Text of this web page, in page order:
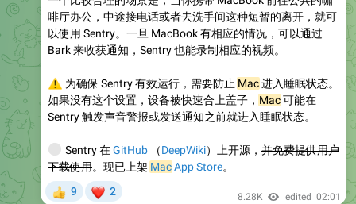
啡厅办公，中途接电话或者去洗手间这种短暂的离开，就可
以使用 Sentry。一旦 MacBook 有相应的情况，可以通过
Bark 来收获通知，Sentry 也能录制相应的视频。
为确保 Sentry 有效运行，需要防止 Mac进入睡眠状态。
如果没有这个设置，设备被快速合上盖子， Mac可能在
Sentry 触发声音警报或发送通知之前就进入睡眠状态。
Sentry 在GitHub（DeepWiki）上开源，并免费提供用户
下载使用。现已上架 MacApp Store。
9 2 8.28K edited 02:01